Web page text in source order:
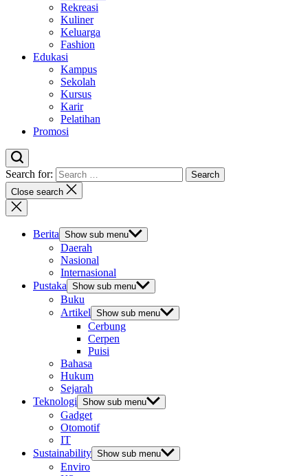
Rekreasi
Kuliner
Keluarga
Fashion
Edukasi
Kampus
Sekolah
Kursus
Karir
Pelatihan
Promosi
Search for:
Close search
Berita Show sub menu
Daerah
Nasional
Internasional
Pustaka Show sub menu
Buku
Artikel Show sub menu
Cerbung
Cerpen
Puisi
Bahasa
Hukum
Sejarah
Teknologi Show sub menu
Gadget
Otomotif
IT
Sustainability Show sub menu
Enviro